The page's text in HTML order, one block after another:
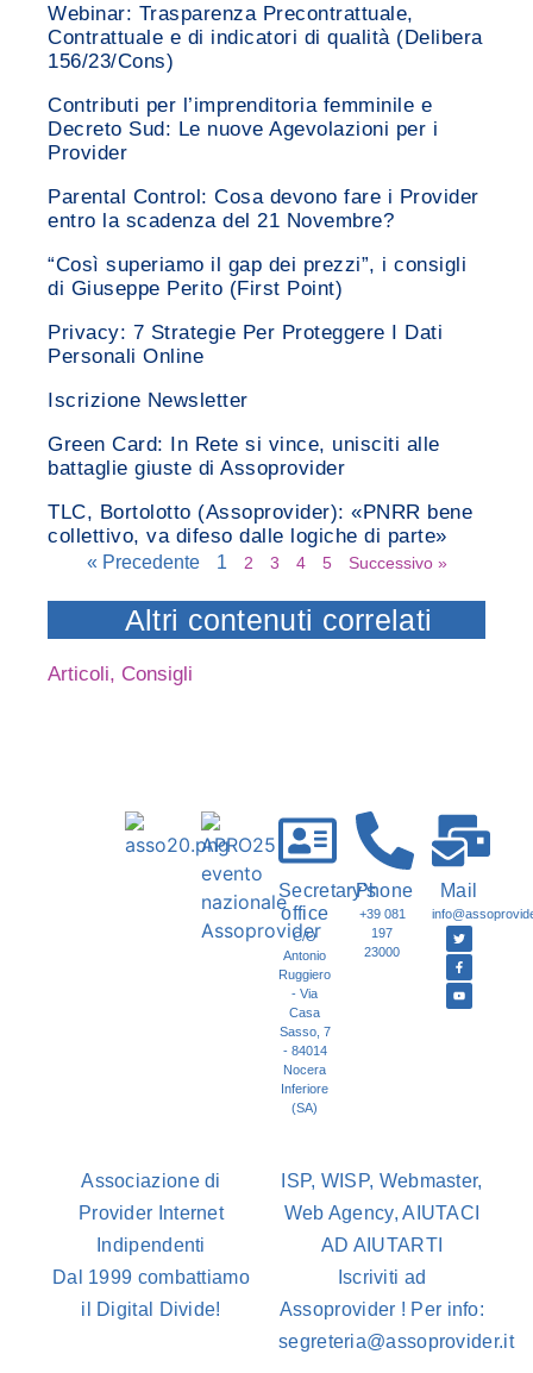
Webinar: Trasparenza Precontrattuale,
Contrattuale e di indicatori di qualità (Delibera
156/23/Cons)
Contributi per l’imprenditoria femminile e
Decreto Sud: Le nuove Agevolazioni per i
Provider
Parental Control: Cosa devono fare i Provider
entro la scadenza del 21 Novembre?
“Così superiamo il gap dei prezzi”, i consigli
di Giuseppe Perito (First Point)
Privacy: 7 Strategie Per Proteggere I Dati
Personali Online
Iscrizione Newsletter
Green Card: In Rete si vince, unisciti alle
battaglie giuste di Assoprovider
TLC, Bortolotto (Assoprovider): «PNRR bene
collettivo, va difeso dalle logiche di parte»
« Precedente 1 2 3 4 5 Successivo »
Altri contenuti correlati
Articoli, Consigli
Secretary's
office
C/O
Antonio
Ruggiero
- Via
Casa
Sasso, 7
- 84014
Nocera
Inferiore
(SA)
Phone
+39 081
197
23000
Mail
Associazione di
Provider Internet
Indipendenti
Dal 1999 combattiamo
il Digital Divide!
ISP, WISP, Webmaster,
Web Agency, AIUTACI
AD AIUTARTI
Iscriviti ad
Assoprovider ! Per info:
segreteria@assoprovider.it